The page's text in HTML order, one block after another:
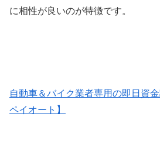
に相性が良いのが特徴です。
自動車＆バイク業者専用の即日資
ペイオート】